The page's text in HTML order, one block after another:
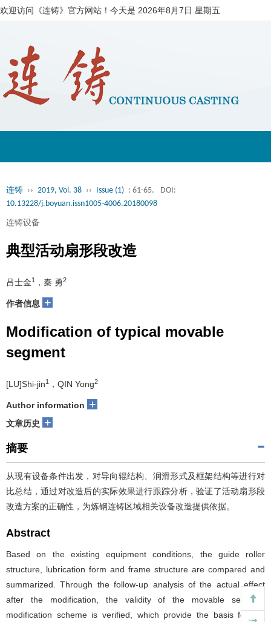
欢迎访问《连铸》官方网站！今天是 2026年8月7日 星期五
连铸 ›› 2019, Vol. 38 ›› Issue (1) : 61-65.
DOI:
10.13228/j.boyuan.issn1005-4006.20180098
连铸设备
典型活动扇形段改造
吕士金1 ，秦 勇2
作者信息 +
Modification of typical movable
segment
[LU]Shi-jin1 ，QIN Yong2
Author information +
文章历史 +
摘要
从现有设备条件出发，对导向辊结构、润滑形式及框架结构等进行对
比总结，通过对改造后的实际效果进行跟踪分析，验证了活动扇形段
改造方案的正确性，为炼钢连铸区域相关设备改造提供依据。
Abstract
Based on the existing equipment conditions, the guide roller
structure, lubrication form and frame structure are compared and
summarized. Through the follow-up analysis of the actual effect
after the modification, the validity of the movable segment
modification scheme is verified, which provide the basis for the